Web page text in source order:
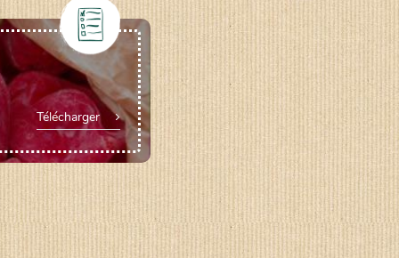
Télécharger